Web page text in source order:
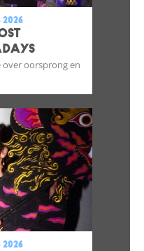
over oorsprong en